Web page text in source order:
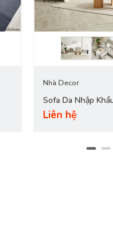
Nhà Decor
Sofa Da Nhập
Liên hệ